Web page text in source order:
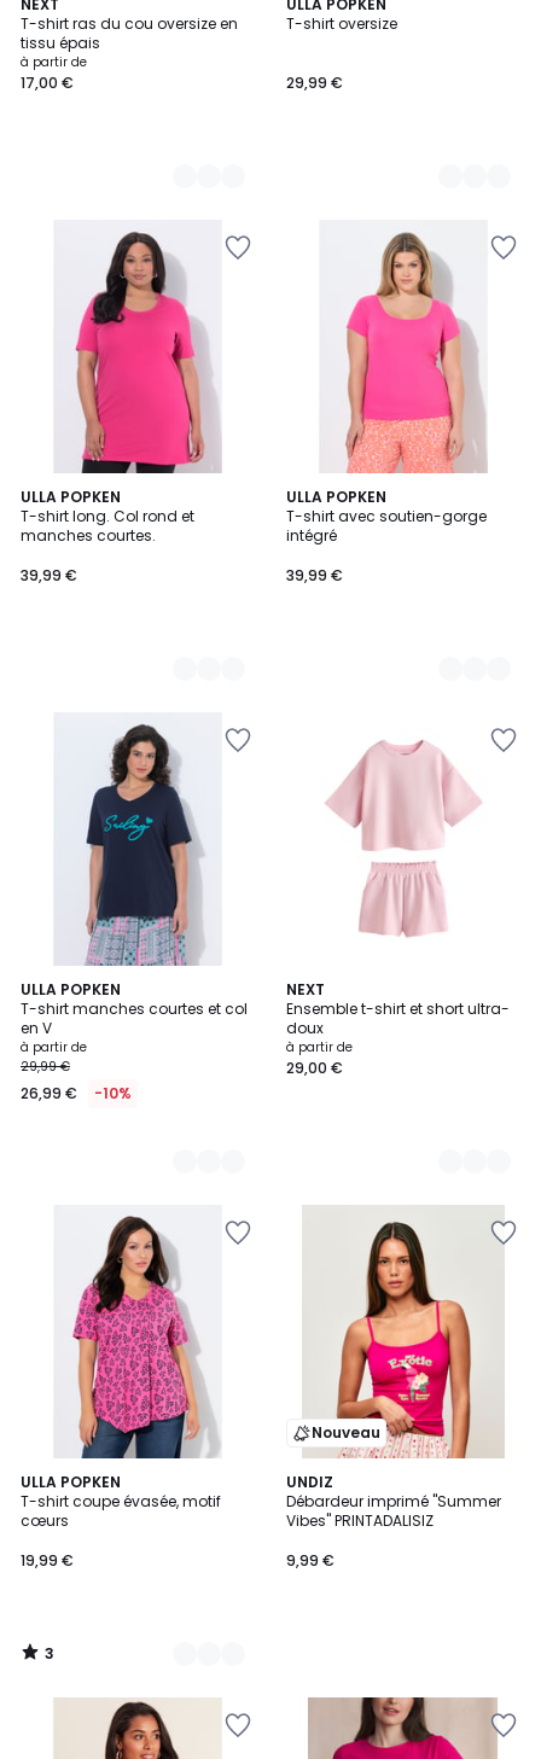
NEXT
T-shirt ras du cou oversize en
tissu épais
à partir de
17,00 €
9
Couleurs
ULLA POPKEN
T-shirt oversize
29,99 €
2
Couleurs
ULLA POPKEN
T-shirt long. Col rond et
manches courtes.
39,99 €
3
Couleurs
ULLA POPKEN
T-shirt avec soutien-gorge
intégré
39,99 €
4
Couleurs
ULLA POPKEN
T-shirt manches courtes et col
en V
à partir de
29,99 €
26,99 € -10%
2
Couleurs
NEXT
Ensemble t-shirt et short ultra-
doux
à partir de
29,00 €
3
Couleurs
ULLA POPKEN
T-shirt coupe évasée, motif
cœurs
19,99 €
3
/
5
2
Couleurs
3
/
Nouveau
UNDIZ
Débardeur imprimé "Summer
Vibes" PRINTADALISIZ
9,99 €